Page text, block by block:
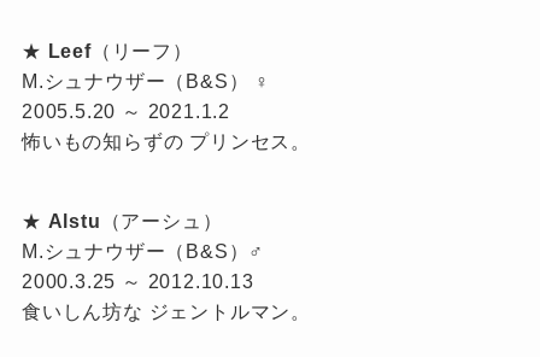
★ Leef（リーフ）
M.シュナウザー（B&S） ♀
2005.5.20 ～ 2021.1.2
怖いもの知らずの プリンセス。
★ Alstu （アーシュ）
M.シュナウザー（B&S）♂
2000.3.25 ～ 2012.10.13
食いしん坊な ジェントルマン。